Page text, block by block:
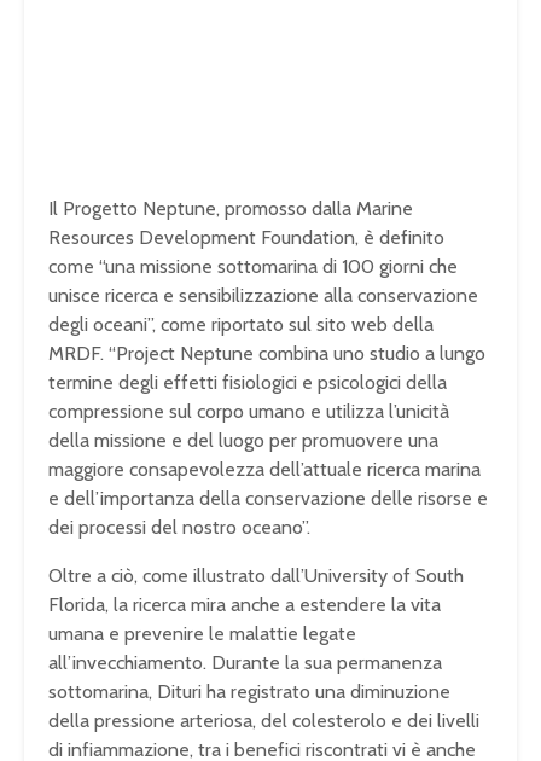
Il Progetto Neptune, promosso dalla Marine
Resources Development Foundation, è definito
come “una missione sottomarina di 100 giorni che
unisce ricerca e sensibilizzazione alla conservazione
degli oceani”, come riportato sul sito web della
MRDF. “Project Neptune combina uno studio a lungo
termine degli effetti fisiologici e psicologici della
compressione sul corpo umano e utilizza l’unicità
della missione e del luogo per promuovere una
maggiore consapevolezza dell’attuale ricerca marina
e dell’importanza della conservazione delle risorse e
dei processi del nostro oceano”.
Oltre a ciò, come illustrato dall’University of South
Florida, la ricerca mira anche a estendere la vita
umana e prevenire le malattie legate
all’invecchiamento. Durante la sua permanenza
sottomarina, Dituri ha registrato una diminuzione
della pressione arteriosa, del colesterolo e dei livelli
di infiammazione, tra i benefici riscontrati vi è anche